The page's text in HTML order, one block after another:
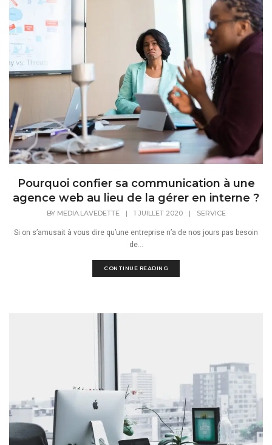
Pourquoi confier sa communication à une
agence web au lieu de la gérer en interne ?
BY MEDIA.LAVEDETTE | 1 JUILLET 2020 | SERVICE
Si on s’amusait à vous dire qu’une entreprise n’a de nos jours pas besoin
de...
CONTINUE READING